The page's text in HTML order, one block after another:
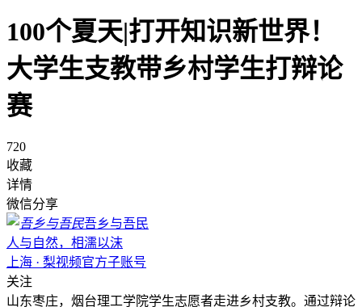
100个夏天|打开知识新世界！
大学生支教带乡村学生打辩论
赛
720
收藏
详情
微信分享
吾乡与吾民
人与自然，相濡以沫
上海 · 梨视频官方子账号
关注
山东枣庄，烟台理工学院学生志愿者走进乡村支教。通过辩论